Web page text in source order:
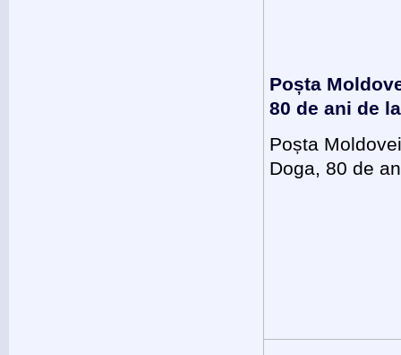
Poșta
80 de ani de
Poșta
Doga, 80 de